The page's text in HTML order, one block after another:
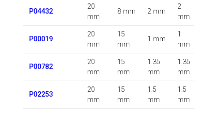
P04432
20
mm
8 mm 2 mm
2
mm
P00019
20
mm
15
mm
1 mm
1
mm
P00782
20
mm
15
mm
1.35
mm
1.35
mm
P02253
20
mm
15
mm
1.5
mm
1.5
mm